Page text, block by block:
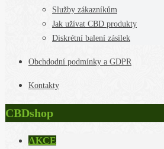
Služby zákazníkům
Jak užívat CBD produkty
Diskrétní balení zásilek
Obchdodní podmínky a GDPR
Kontakty
CBDshop
AKCE